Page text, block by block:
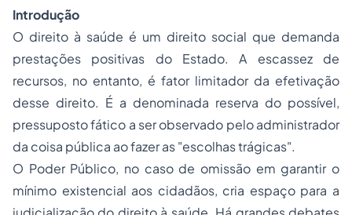
Introdução
O direito à saúde é um direito social que demanda
prestações positivas do Estado. A escassez de
recursos, no entanto, é fator limitador da efetivação
desse direito. É a denominada reserva do possível,
pressuposto fático a ser observado pelo administrador
da coisa pública ao fazer as "escolhas trágicas".
O Poder Público, no caso de omissão em garantir o
mínimo existencial aos cidadãos, cria espaço para a